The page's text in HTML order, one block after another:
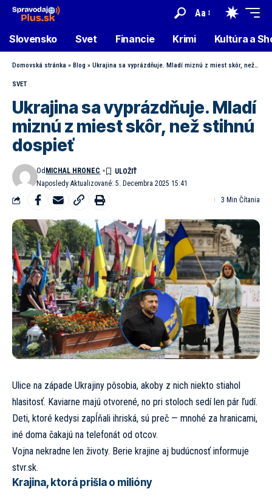
Aa
Slovensko Svet Financie Krimi Kultúra a
Domovská stránka » Blog » Ukrajina sa vyprázdňuje. Mladí miznú z miest skôr, než stihnú dospieť
SVET
Ukrajina sa vyprázdňuje. Mladí
miznú z miest skôr, než stihnú
dospieť
Naposledy Aktualizované: 5. Decembra 2025 15:41
Od MICHAL HRONEC
3 Min Čítania
Ulice na západe Ukrajiny pôsobia, akoby z nich niekto stiahol
hlasitosť. Kaviarne majú otvorené, no pri stoloch sedí len pár ľudí.
Deti, ktoré kedysi zapĺňali ihriská, sú preč — mnohé za hranicami,
iné doma čakajú na telefonát od otcov.
Vojna nekradne len životy. Berie krajine aj budúcnosťinformuje
stvr.sk.
Krajina, ktorá prišla o milióny